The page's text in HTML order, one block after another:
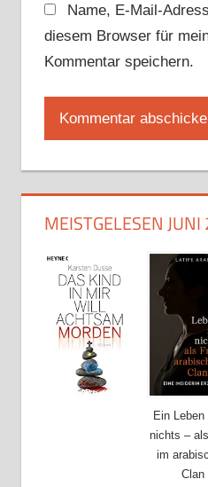
Name, E-Mail-
diesem Browser für
Kommentar speichern.
MEISTGELESEN
Ein Leben
nichts –
im
Clan